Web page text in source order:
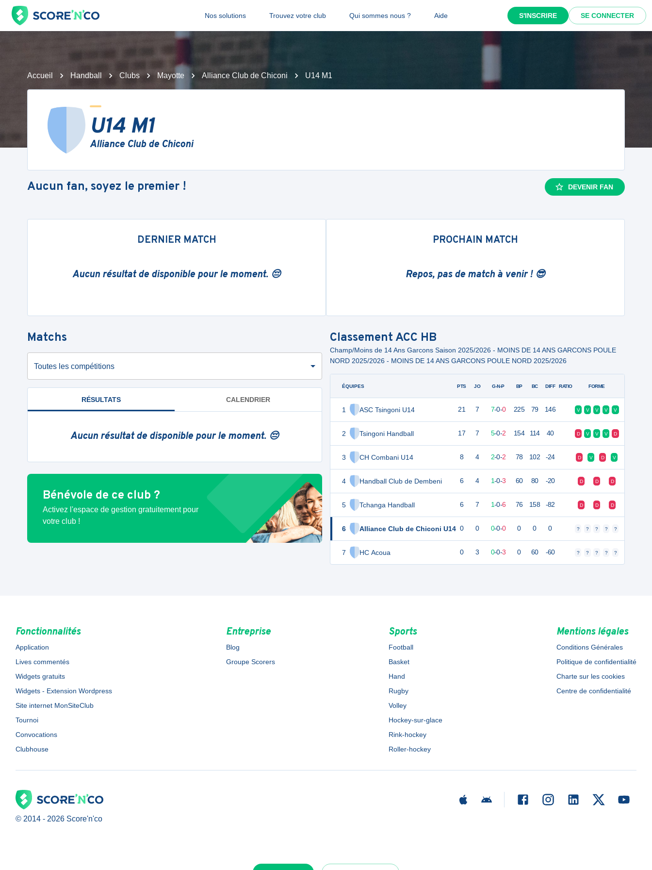
Nos solutions Trouvez votre club Qui sommes nous ? Aide S'INSCRIRE SE CONNECTER
Accueil Handball Clubs Mayotte Alliance Club de Chiconi U14 M1
U14 M1
Alliance Club de Chiconi
Aucun fan, soyez le premier ! DEVENIR FAN
DERNIER MATCH
Aucun résultat de disponible pour le moment. 😔
PROCHAIN MATCH
Repos, pas de match à venir ! 😎
Matchs
Toutes les compétitions
RÉSULTATS CALENDRIER
Aucun résultat de disponible pour le moment. 😔
Bénévole de ce club ?
Activez l'espace de gestion gratuitement pour
votre club !
Classement ACC HB
Champ/Moins de 14 Ans Garcons Saison 2025/2026 - MOINS DE 14 ANS GARCONS POULE
NORD 2025/2026 - MOINS DE 14 ANS GARCONS POULE NORD 2025/2026
ÉQUIPES
1 ASC Tsingoni U14
2 Tsingoni Handball
3 CH Combani U14
4 Handball Club de Dembeni
5 Tchanga Handball
6 Alliance Club de Chiconi U14
7 HC Acoua
PTS JO G-N-P BP BC DIFF RATIO FORME
21 7 7-0-0 225 79 146 V V V V V
17 7 5-0-2 154 114 40 D V V V D
8 4 2-0-2 78 102 -24 D V D V
6 4 1-0-3 60 80 -20 D D D
6 7 1-0-6 76 158 -82 D D D
0 0 0-0-0 0 0 0 ? ? ? ? ?
0 3 0-0-3 0 60 -60 ? ? ? ? ?
Fonctionnalités
Application
Lives commentés
Widgets gratuits
Widgets - Extension Wordpress
Site internet MonSiteClub
Tournoi
Convocations
Clubhouse
Entreprise
Blog
Groupe Scorers
Sports
Football
Basket
Hand
Rugby
Volley
Hockey-sur-glace
Rink-hockey
Roller-hockey
Mentions légales
Conditions Générales
Politique de confidentialité
Charte sur les cookies
Centre de confidentialité
© 2014 - 2026 Score'n'co